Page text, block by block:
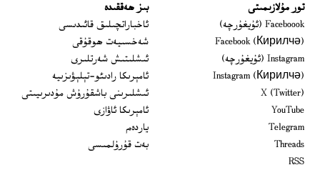
تور مۇلازىمىتى
Faceboook (ئۇيغۇرچە)
Opens in new window
Facebook (Кирилчә)
Opens in new window
Instagram (ئۇيغۇرچە)
Opens in new window
Instagram (Кирилчә)
Opens in new window
X (Twitter)
YouTube
Telegram
Threads
RSS
بىز ھەققىدە
ئاخباراتچىلىق قائىدىسى
شەخسىيەت ھوقۇقى
ئىشلىتىش شەرتلىرى
ئامېرىكا رادىئو-تېلېۋىزىيە
ئىشلىرىنى باشقۇرۇش مۇدىرىيىتى
ئامېرىكا ئاۋازى
ياردەم
بەت قۇرۇلمىسى